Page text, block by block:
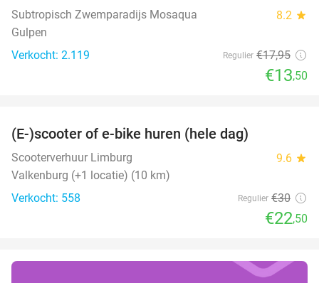
Subtropisch Zwemparadijs Mosaqua 8.2 star
Gulpen
Verkocht: 2.119
Regulier €17,95
€13,50
(E-)scooter of e-bike huren (hele dag)
Scooterverhuur Limburg 9.6 star
Valkenburg (+1 locatie) (10 km)
Verkocht: 558
Regulier €30
€22,50